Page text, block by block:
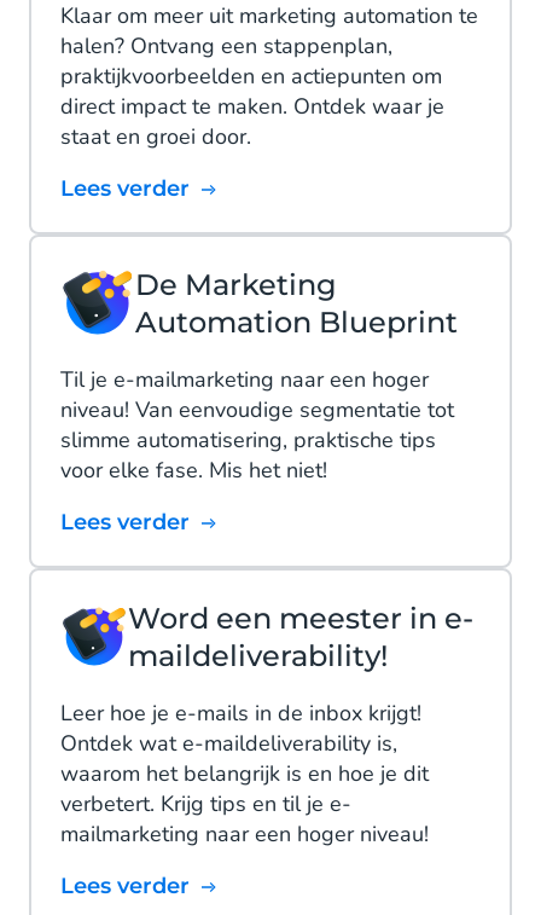
Klaar om meer uit marketing automation te
halen? Ontvang een stappenplan,
praktijkvoorbeelden en actiepunten om
direct impact te maken. Ontdek waar je
staat en groei door.
Lees verder
De Marketing
Automation Blueprint
Til je e-mailmarketing naar een hoger
niveau! Van eenvoudige segmentatie tot
slimme automatisering, praktische tips
voor elke fase. Mis het niet!
Lees verder
Word een meester in e-
maildeliverability!
Leer hoe je e-mails in de inbox krijgt!
Ontdek wat e-maildeliverability is,
waarom het belangrijk is en hoe je dit
verbetert. Krijg tips en til je e-
mailmarketing naar een hoger niveau!
Lees verder